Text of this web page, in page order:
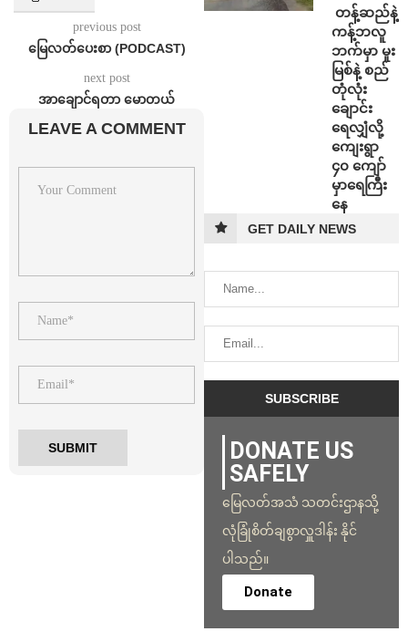
previous post
မြေလတ်ပေးစာ (PODCAST)
next post
အာချောင်ရတာ မောတယ်
LEAVE A COMMENT
⁩ ⁨တန့်ဆည်နဲ့
ကန့်ဘလူ
ဘက်မှာ မူး
မြစ်နဲ့ စည်
တုံလုံး
ချောင်း
ရေလျှံလို့
ကျေးရွာ
၄၀ ကျော်
မှာရေကြီး
နေ
GET DAILY NEWS
DONATE US
SAFELY
မြေလတ်အသံ သတင်းဌာနသို့
လုံခြုံစိတ်ချစွာလှူဒါန်း နိုင်
ပါသည်။
Donate